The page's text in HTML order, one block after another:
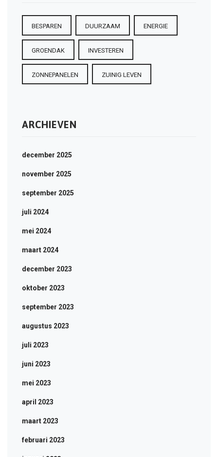
BESPAREN DUURZAAM ENERGIE
GROENDAK INVESTEREN
ZONNEPANELEN ZUINIG LEVEN
ARCHIEVEN
december 2025
november 2025
september 2025
juli 2024
mei 2024
maart 2024
december 2023
oktober 2023
september 2023
augustus 2023
juli 2023
juni 2023
mei 2023
april 2023
maart 2023
februari 2023